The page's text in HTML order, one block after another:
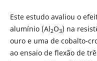
Este estudo avaliou o
alumínio (Al2O3) na
ouro e uma de cobalto-
ao ensaio de flexão de